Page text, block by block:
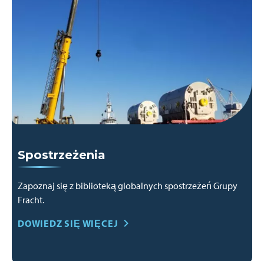
Spostrzeżenia
Zapoznaj się z biblioteką globalnych spostrzeżeń Grupy
Fracht.
DOWIEDZ SIĘ WIĘCEJ